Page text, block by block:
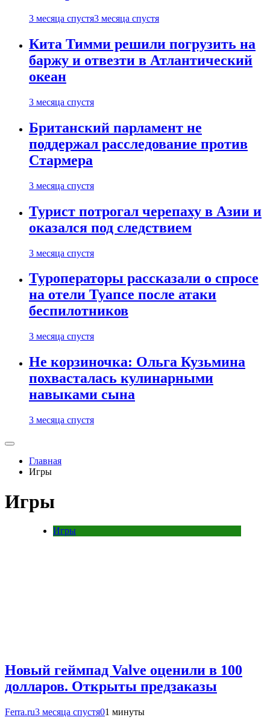
3 месяца спустя3 месяца спустя
Кита Тимми решили погрузить на
баржу и отвезти в Атлантический
океан
3 месяца спустя
Британский парламент не
поддержал расследование против
Стармера
3 месяца спустя
Турист потрогал черепаху в Азии и
оказался под следствием
3 месяца спустя
Туроператоры рассказали о спросе
на отели Туапсе после атаки
беспилотников
3 месяца спустя
Не корзиночка: Ольга Кузьмина
похвасталась кулинарными
навыками сына
3 месяца спустя
Главная
Игры
Игры
Игры
Новый геймпад Valve оценили в 100
долларов. Открыты предзаказы
Ferra.ru3 месяца спустя01 минуты